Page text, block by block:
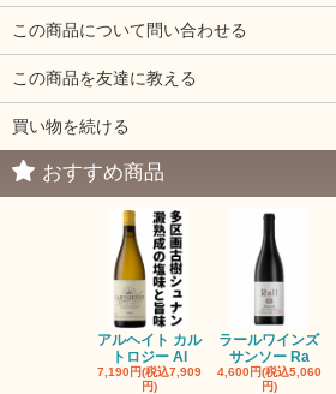
この商品について問い合わせる
この商品を友達に教える
買い物を続ける
おすすめ商品
アルヘイト カル
トロジー Al
7,190円(税込7,909
円)
ラールワインズ
サンソー Ra
4,600円(税込5,060
円)